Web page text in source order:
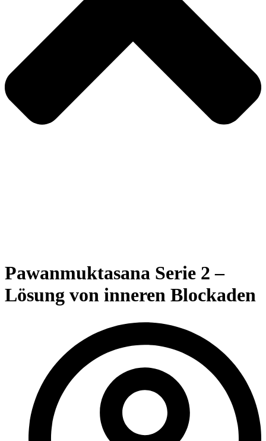
Pawanmuktasana Serie 2 –
Lösung von inneren Blockaden